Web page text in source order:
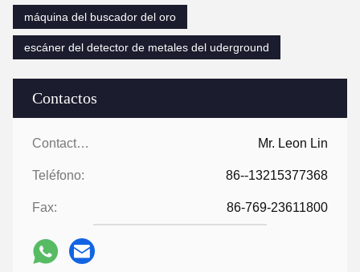
Contactos
Contactos: Mr. Leon Lin
Teléfono: 86--13215377368
Fax: 86-769-23611800
máquina del buscador del oro
escáner del detector de metales del uderground